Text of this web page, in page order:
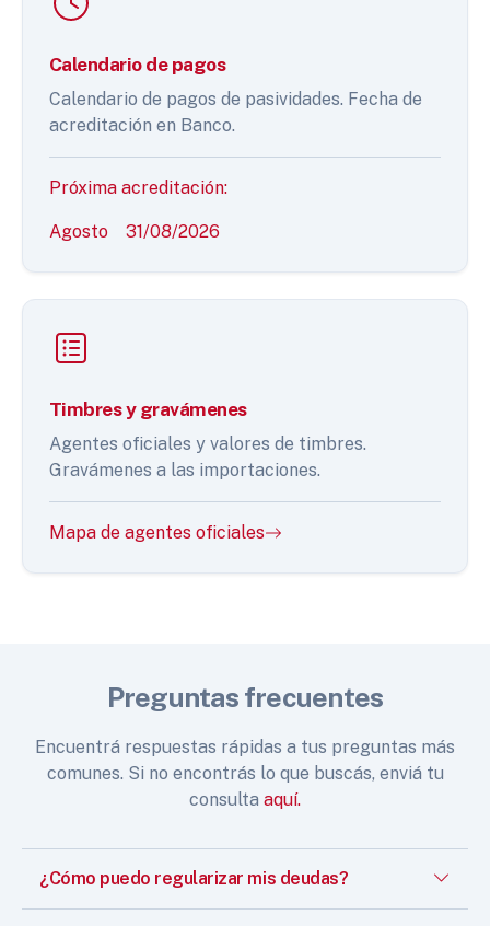
Calendario de pagos
Calendario de pagos de pasividades. Fecha de
acreditación en Banco.
Próxima acreditación:
Agosto 31/08/2026
Timbres y gravámenes
Agentes oficiales y valores de timbres.
Gravámenes a las importaciones.
Mapa de agentes oficiales
Preguntas frecuentes
Encuentrá respuestas rápidas a tus preguntas más
comunes. Si no encontrás lo que buscás, enviá tu
consulta aquí.
¿Cómo puedo regularizar mis deudas?